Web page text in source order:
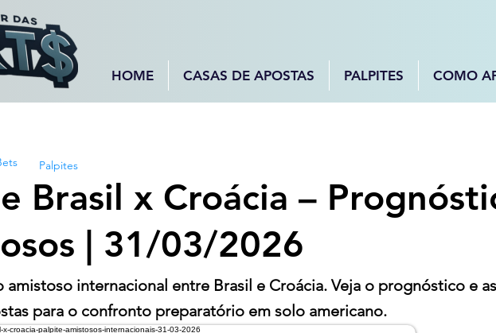
HOME CASAS DE APOSTAS PALPITES COMO
Palpites
Brasil x Croácia –
| 31/03/2026
amistoso internacional entre Brasil e Croácia. Veja o prognóstico e as
para o confronto preparatório em solo americano.